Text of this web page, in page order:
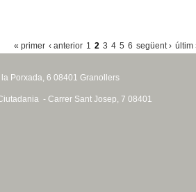
« primer ‹ anterior 1 2 3 4 5 6 següent › últim
Porxada, 6 08401 Granollers
- Carrer Sant Josep, 7 08401